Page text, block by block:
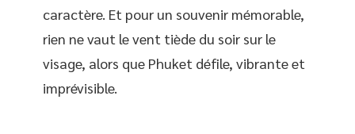
caractère. Et pour un souvenir mémorable,
rien ne vaut le vent tiède du soir sur le
visage, alors que Phuket défile, vibrante et
imprévisible.